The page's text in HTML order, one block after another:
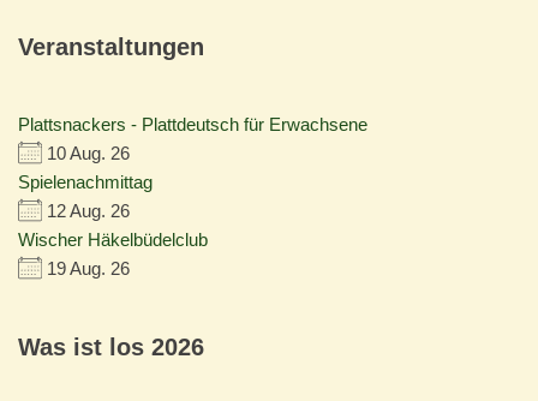
Veranstaltungen
Plattsnackers - Plattdeutsch für Erwachsene
10 Aug. 26
Spielenachmittag
12 Aug. 26
Wischer Häkelbüdelclub
19 Aug. 26
Was ist los 2026